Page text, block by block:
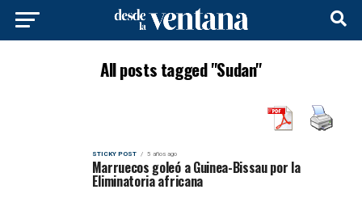
All posts tagged "Sudan"
STICKY POST 5 años ago
Marruecos goleó a Guinea-Bissau por la
Eliminatoria africana